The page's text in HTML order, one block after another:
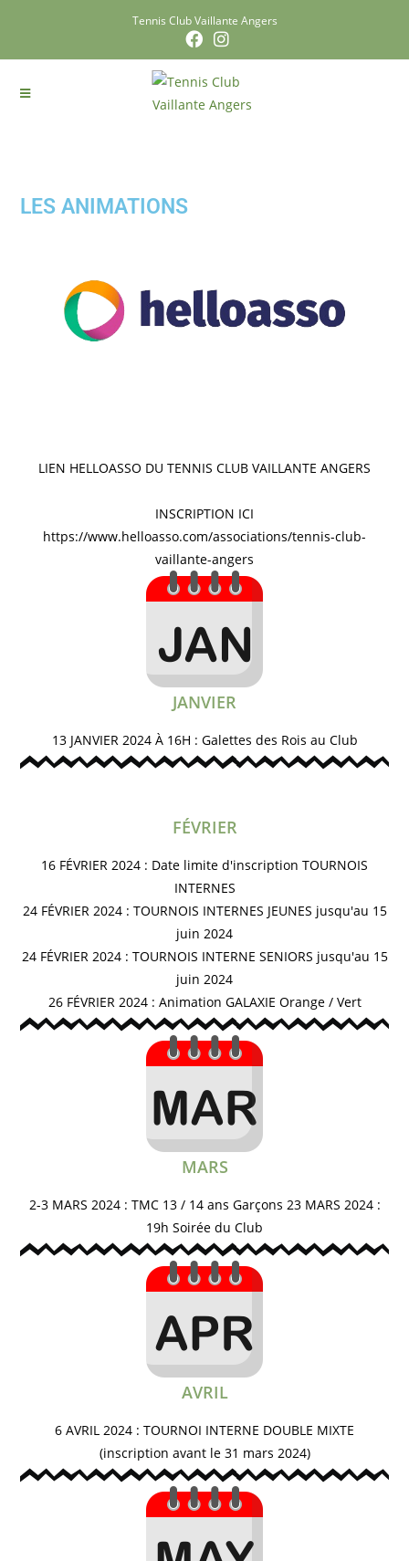
Tennis Club Vaillante Angers
LES ANIMATIONS
LIEN HELLOASSO DU TENNIS CLUB VAILLANTE ANGERS
INSCRIPTION ICI
https://www.helloasso.com/associations/tennis-club-
vaillante-angers
JANVIER
13 JANVIER 2024 À 16H : Galettes des Rois au Club
FÉVRIER
16 FÉVRIER 2024 : Date limite d'inscription TOURNOIS
INTERNES
24 FÉVRIER 2024 : TOURNOIS INTERNES JEUNES jusqu'au 15
juin 2024
24 FÉVRIER 2024 : TOURNOIS INTERNE SENIORS jusqu'au 15
juin 2024
26 FÉVRIER 2024 : Animation GALAXIE Orange / Vert
MARS
2-3 MARS 2024 : TMC 13 / 14 ans Garçons 23 MARS 2024 :
19h Soirée du Club
AVRIL
6 AVRIL 2024 : TOURNOI INTERNE DOUBLE MIXTE
(inscription avant le 31 mars 2024)